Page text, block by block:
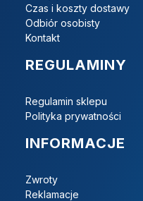
Czas i koszty dostawy
Odbiór osobisty
Kontakt
REGULAMINY
Regulamin sklepu
Polityka prywatności
INFORMACJE
Zwroty
Reklamacje